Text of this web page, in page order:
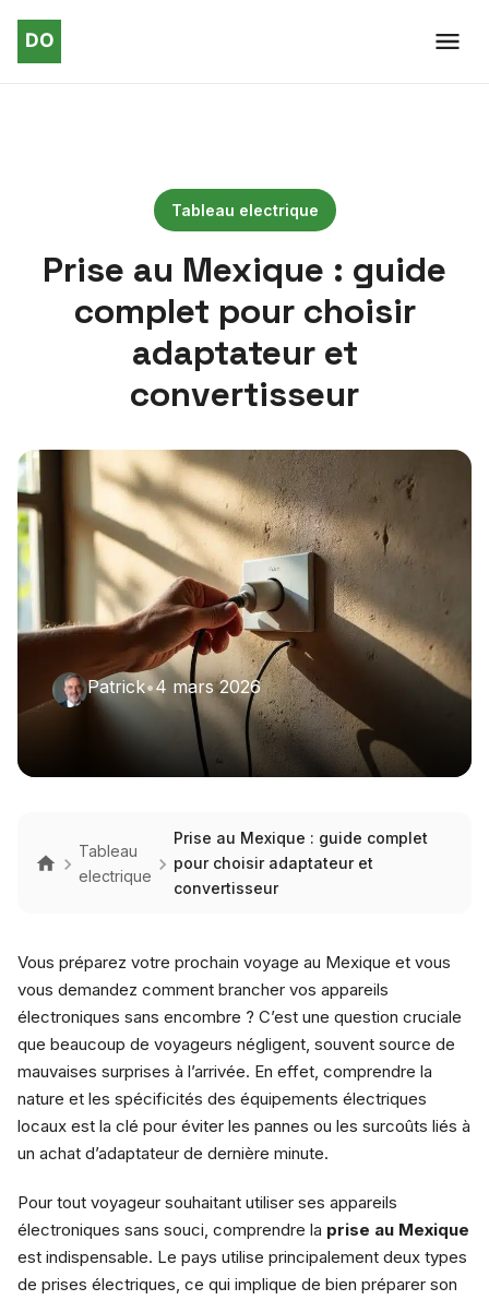
Tableau electrique
Prise au Mexique : guide
complet pour choisir
adaptateur et
convertisseur
Patrick•4 mars 2026
Tableau
electrique
Prise au Mexique : guide complet
pour choisir adaptateur et
convertisseur
Vous préparez votre prochain voyage au Mexique et vous
vous demandez comment brancher vos appareils
électroniques sans encombre ? C’est une question cruciale
que beaucoup de voyageurs négligent, souvent source de
mauvaises surprises à l’arrivée. En effet, comprendre la
nature et les spécificités des équipements électriques
locaux est la clé pour éviter les pannes ou les surcoûts liés à
un achat d’adaptateur de dernière minute.
Pour tout voyageur souhaitant utiliser ses appareils
électroniques sans souci, comprendre la prise au Mexique
est indispensable. Le pays utilise principalement deux types
de prises électriques, ce qui implique de bien préparer son